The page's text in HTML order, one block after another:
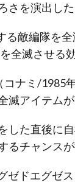
を演出し
敵編隊を
全滅させる
ナミ/1985
アイテムが
た直後に
チャンスが
ゼドエグゼ